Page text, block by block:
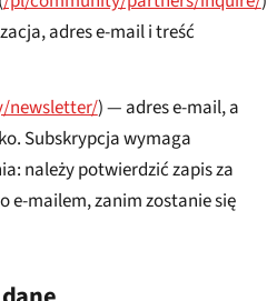
adres e-mail i treść
newsletter/) — adres e-mail, a
Subskrypcja wymaga
należy potwierdzić zapis za
e-mailem, zanim zostanie się